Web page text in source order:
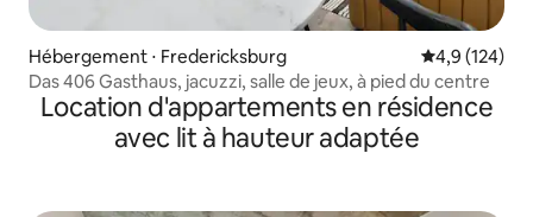
Hébergement ⋅ Fredericksburg Évaluation
4,9 (124)
Das 406 Gasthaus, jacuzzi, salle de jeux, à pied du centre
Location d'appartements en résidence
avec lit à hauteur adaptée